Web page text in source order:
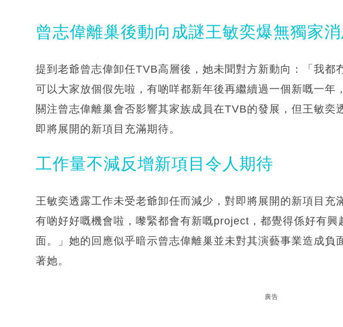
曾志偉離巢後動向成謎王敏奕爆無獨家
提到老爺曾志偉卸任TVB高層後，她未聞對方新動向：「我都
可以大家放個假先啦，有啲咩都新年後再繼續過一個新嘅一年
關注曾志偉離巢會否影響其家族成員在TVB的發展，但王敏奕
即將展開的新項目充滿期待。
工作量不減反增新項目令人期待
王敏奕透露工作未受老爺卸任而減少，對即將展開的新項目充
有啲好好嘅機會啦，嚟緊都會有新嘅project，都覺得係好有興
面。」她的回應似乎暗示曾志偉離巢並未對其演藝事業造成負
著她。
廣告